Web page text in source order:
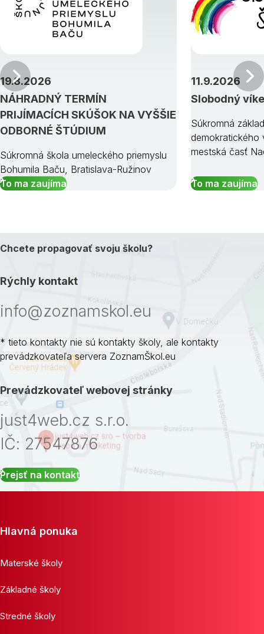
NÁHRADNÝ TERMÍN
PRIJÍMACÍCH SKÚŠOK NA VYŠŠIE
ODBORNÉ ŠTÚDIUM
19.8.2026
Súkromná škola umeleckého priemyslu
Bohumila Baču, Bratislava-Ružinov
To ma zaujíma
Slobodný
11.9.2026
Súkromná
demokratického
mestská časť
To ma zaujíma
Predchádzajúci
Chcete propagovať svoju školu?
Rýchly kontakt
info@zoznamskol.eu
* tieto kontakty nie sú kontakty školy, ale kontakty
prevádzkovateľa servera ZoznamŠkol.eu
Prevádzkovateľ webovej stránky
just4web.cz s.r.o.
IČ: 27547876
Prejsť na kontakt
Hlavná ponuka
Materské školy
Základné školy
Stredné školy